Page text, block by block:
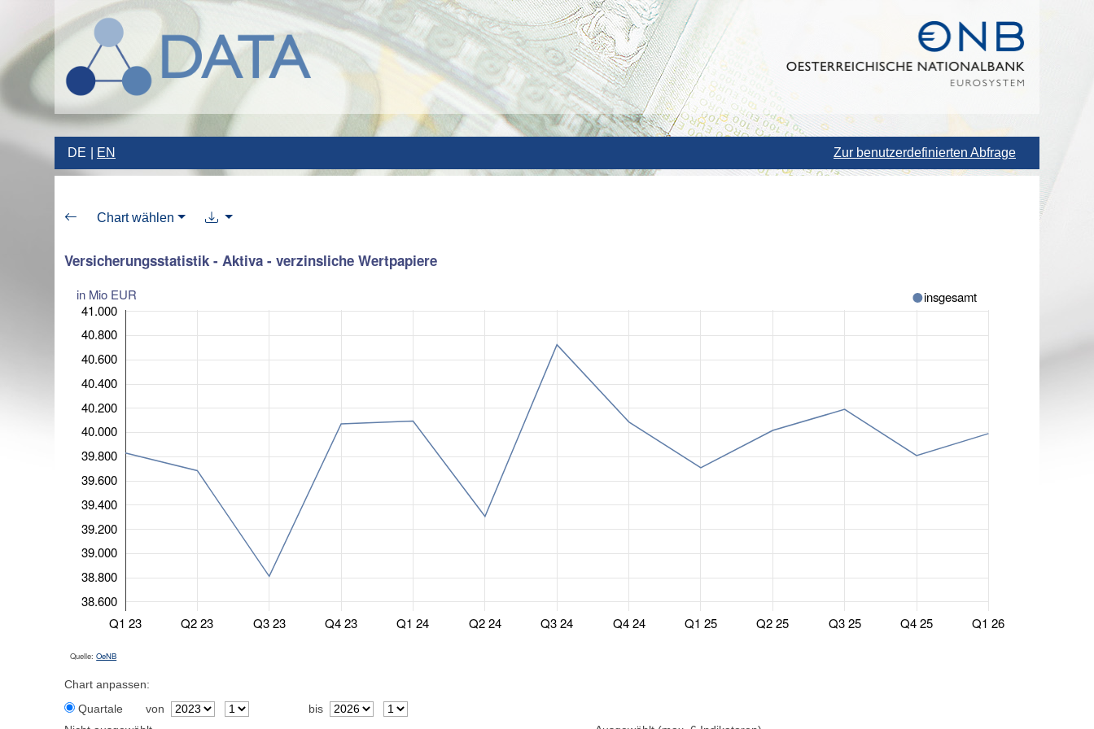
DE EN Zur benutzerdefinierten Abfrage
Chart wählen
Versicherungsstatistik - Aktiva - verzinsliche Wertpapiere
in Mio EUR
Q1 23 Q2 23 Q3 23 Q4 23 Q1 24 Q2 24 Q3 24 Q4 24 Q1 25 Q2 25 Q3 25 Q4 25 Q1 26
38.600
38.800
39.000
39.200
39.400
39.600
39.800
40.000
40.200
40.400
40.600
40.800
41.000
insgesamt
Quelle:OeNB
Chart anpassen:
Quartale
von
bis